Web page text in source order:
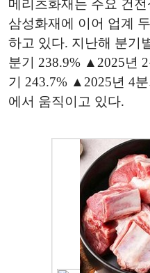
메리츠화재는 주요 건
삼성화재에 이어 업계
하고 있다. 지난해 분기
분기 238.9% ▲2025년
기 243.7% ▲2025년 4
에서 움직이고 있다.